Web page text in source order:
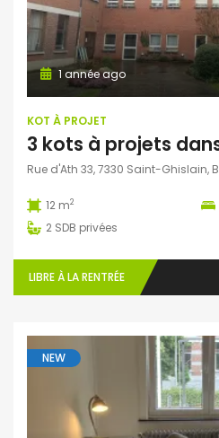
1 année ago
KOT À PROJET
Rue d'Ath 33, 7330 Saint-Ghislain,
12 m2
2 SDB privées
LIBRE À LA RENTRÉE
NEW